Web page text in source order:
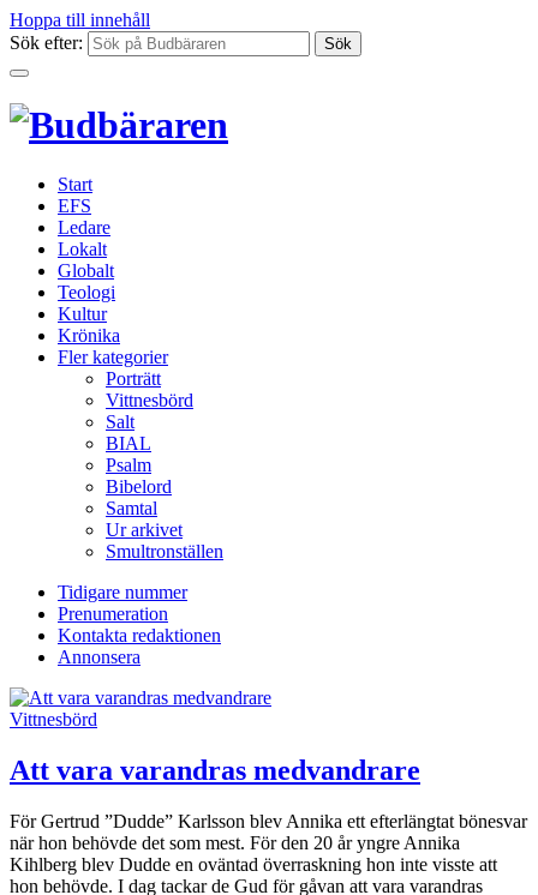
Hoppa till innehåll
Sök efter:
Start
EFS
Ledare
Lokalt
Globalt
Teologi
Kultur
Krönika
Fler kategorier
Porträtt
Vittnesbörd
Salt
BIAL
Psalm
Bibelord
Samtal
Ur arkivet
Smultronställen
Tidigare nummer
Prenumeration
Kontakta redaktionen
Annonsera
Vittnesbörd
Att vara varandras medvandrare
För Gertrud ”Dudde” Karlsson blev Annika ett efterlängtat bönesvar
när hon behövde det som mest. För den 20 år yngre Annika
Kihlberg blev Dudde en oväntad överraskning hon inte visste att
hon behövde. I dag tackar de Gud för gåvan att vara varandras